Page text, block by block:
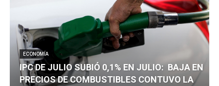
ECONOMÍA
IPC DE JULIO SUBIÓ 0,1% EN JULIO: BAJA EN
PRECIOS DE COMBUSTIBLES CONTUVO LA